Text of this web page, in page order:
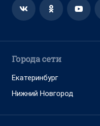
Города сети
Екатеринбург
Нижний Новгород